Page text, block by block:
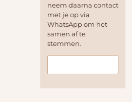
neem daarna contact
met je op via
WhatsApp om het
samen af te
stemmen.